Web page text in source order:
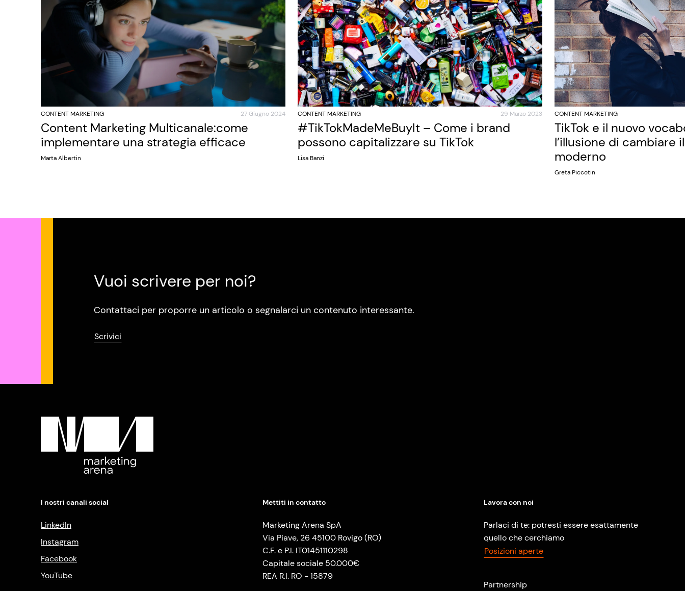
CONTENT MARKETING 27 Giugno 2024
Content Marketing Multicanale:come
implementare una strategia efficace
Marta Albertin
CONTENT MARKETING 29 Marzo 2023
#TikTokMadeMeBuyIt – Come i brand
possono capitalizzare su TikTok
Lisa Banzi
CONTENT MARKETING
TikTok e il nuovo
l’illusione di cambiare
moderno
Greta Piccotin
Vuoi scrivere per noi?
Contattaci per proporre un articolo o segnalarci un contenuto interessante.
Scrivici
I nostri canali social
LinkedIn
Instagram
Facebook
YouTube
Mettiti in contatto
Marketing Arena SpA
Via Piave, 26 45100 Rovigo (RO)
C.F. e P.I. IT01451110298
Capitale sociale 50.000€
REA R.I. RO - 15879
Lavora con noi
Parlaci di te: potresti essere esattamente
quello che cerchiamo
Posizioni aperte
Partnership